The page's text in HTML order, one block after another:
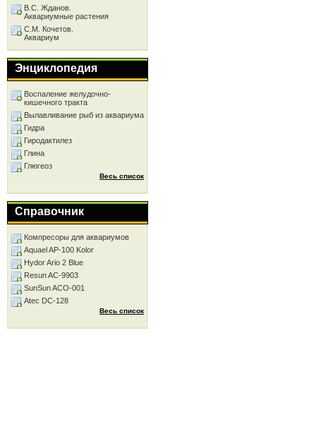
В.С. Жданов.
Аквариумные растения
С.М. Кочетов.
Аквариум
Энциклопедия
Воспаление желудочно-
кишечного тракта
Вылавливание рыб из аквариума
Гидра
Гиродактилез
Глина
Глюгеоз
Весь список
Справочник
Компресоры для аквариумов
Aquael AP-100 Kolor
Hydor Ario 2 Blue
Resun AC-9903
SunSun ACO-001
Atec DC-128
Весь список